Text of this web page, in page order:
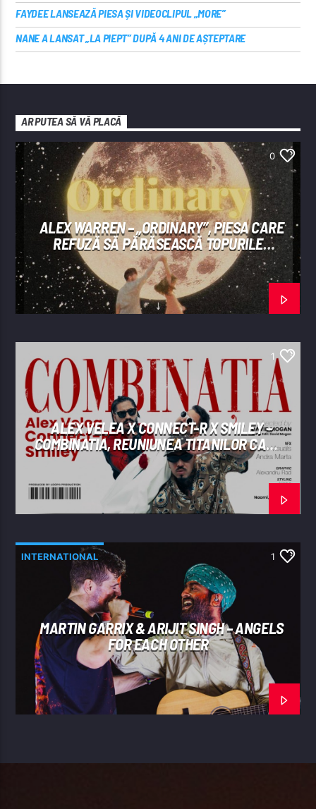
FAYDEE LANSEAZĂ PIESA ȘI VIDEOCLIPUL „MORE”
NANE A LANSAT „LA PIEPT” DUPĂ 4 ANI DE AȘTEPTARE
AR PUTEA SĂ VĂ PLACĂ
0
ALEX WARREN – „ORDINARY”, PIESA CARE
REFUZĂ SĂ PĂRĂSEASCĂ TOPURILE
INTERNAȚIONALE
1
ALEX VELEA X CONNECT-R X SMILEY –
COMBINATIA, REUNIUNEA TITANILOR CARE
A „SPART” INTERNETUL
INTERNATIONAL 1
MARTIN GARRIX & ARIJIT SINGH – ANGELS
FOR EACH OTHER